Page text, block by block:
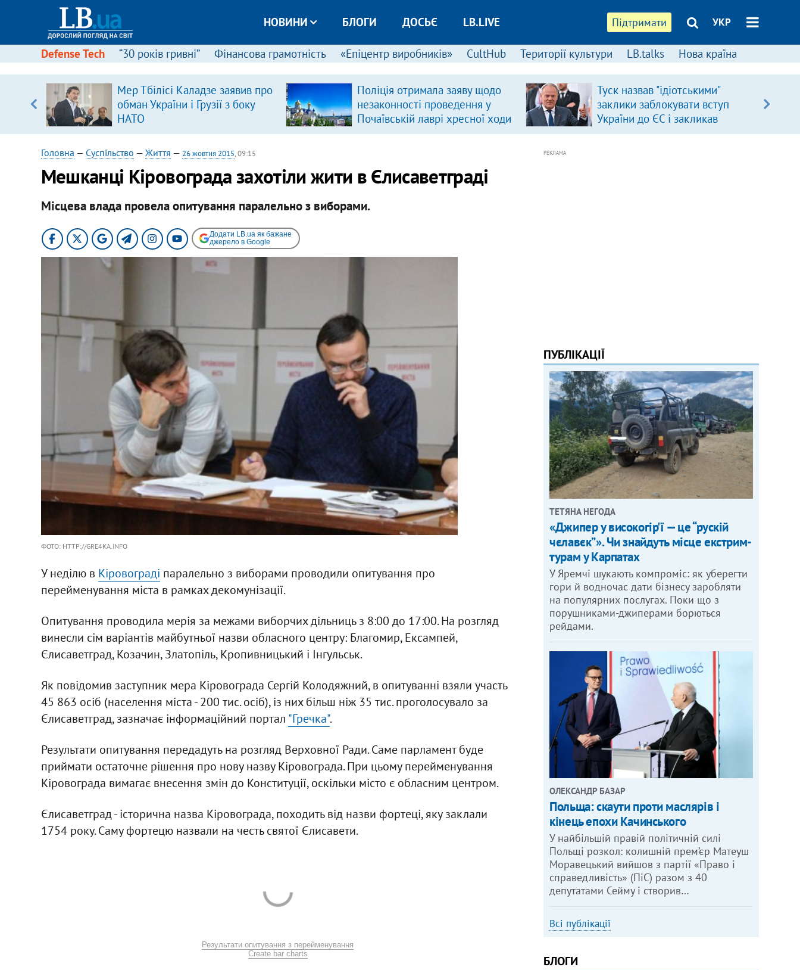
Підтримати УКР
НОВИНИ БЛОГИ ДОСЬЄ LB.LIVE
Defense Tech “30 років гривні” Фінансова грамотність «Епіцентр виробників» CultHub Території культури LB.talks Нова країна
Мер Тбілісі Каладзе заявив про
обман України і Грузії з боку
НАТО
Поліція отримала заяву щодо
незаконності проведення у
Почаївській лаврі хресної ходи
Туск назвав "ідіотськими"
заклики заблокувати вступ
України до ЄС і закликав
припинити антиукраїнську
Головна — Суспільство — Життя — 26 жовтня 2015, 09:15
Мешканці Кіровограда захотіли жити в Єлисаветграді
Місцева влада провела опитування паралельно з виборами.
Додати LB.ua як бажане
джерело в Google
ФОТО: HTTP://GRE4KA.INFO
У неділю в Кіровограді паралельно з виборами проводили опитування про
перейменування міста в рамках декомунізації.
Опитування проводила мерія за межами виборчих дільниць з 8:00 до 17:00. На розгляд
винесли сім варіантів майбутньої назви обласного центру: Благомир, Ексампей,
Єлисаветград, Козачин, Златопіль, Кропивницький і Інгульськ.
Як повідомив заступник мера Кіровограда Сергій Колодяжний, в опитуванні взяли участь
45 863 осіб (населення міста - 200 тис. осіб), із них більш ніж 35 тис. проголосувало за
Єлисаветград, зазначає інформаційний портал "Гречка".
Результати опитування передадуть на розгляд Верховної Ради. Саме парламент буде
приймати остаточне рішення про нову назву Кіровограда. При цьому перейменування
Кіровограда вимагає внесення змін до Конституції, оскільки місто є обласним центром.
Єлисаветград - історична назва Кіровограда, походить від назви фортеці, яку заклали
1754 року. Саму фортецю назвали на честь святої Єлисавети.
Результати опитування з перейменування
Create bar charts
РЕКЛАМА
ПУБЛІКАЦІЇ
ТЕТЯНА НЕГОДА
«Джипер у високогір'ї — це “рускій
чєлавєк”». Чи знайдуть місце екстрим-
турам у Карпатах
У Яремчі шукають компроміс: як уберегти
гори й водночас дати бізнесу заробляти
на популярних послугах. Поки що з
порушниками-джиперами борються
рейдами.
ОЛЕКСАНДР БАЗАР
Польща: скаути проти маслярів і
кінець епохи Качинського
У найбільшій правій політичній силі
Польщі розкол: колишній прем’єр Матеуш
Моравецький вийшов з партії «Право і
справедливість» (ПіС) разом з 40
депутатами Сейму і створив…
Всі публікації
БЛОГИ